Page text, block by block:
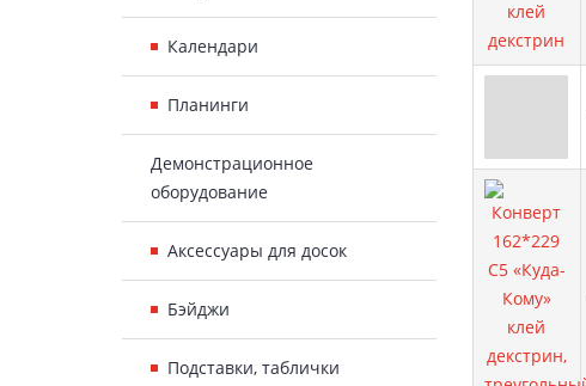
Календари
Планинги
Демонстрационное
оборудование
Аксессуары для досок
Бэйджи
Подставки, таблички